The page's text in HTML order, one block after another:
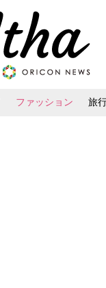
ファッション 旅